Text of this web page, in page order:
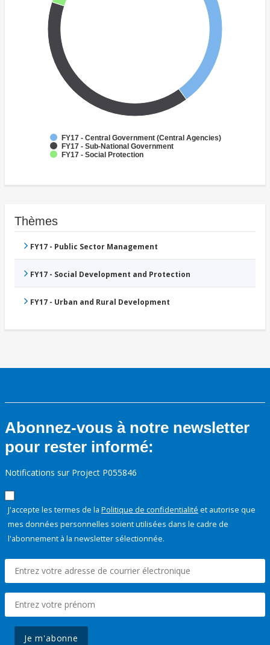
FY17 - Central Government (Central Agencies)
FY17 - Sub-National Government
FY17 - Social Protection
Thèmes
FY17 - Public Sector Management
FY17 - Social Development and Protection
FY17 - Urban and Rural Development
Abonnez-vous à notre newsletter
pour rester informé:
Notifications sur Project P055846
J'accepte les termes de la Politique de confidentialité et autorise que
mes données personnelles soient utilisées dans le cadre de
l'abonnement à la newsletter sélectionnée.
Je m'abonne